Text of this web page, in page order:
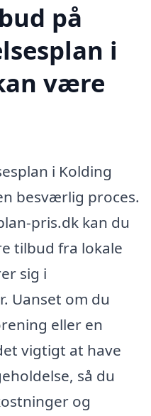
på
i
være
i Kolding
besværlig proces.
pris.dk kan du
tilbud fra lokale
sig i
Uanset om du
eller en
vigtigt at have
så du
og